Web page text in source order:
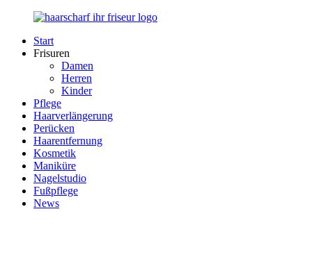
Zurück
Inhalt
Haarscharf
Händen
Start
Frisuren
Damen
Herren
Kinder
Pflege
Haarverlängerung
Perücken
Haarentfernung
Kosmetik
Maniküre
Nagelstudio
Fußpflege
News